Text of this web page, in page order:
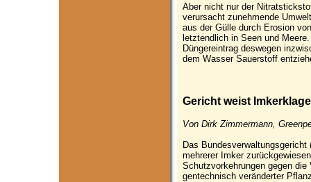
Aber nicht nur der
verursacht zunehmende
aus der Gülle durch Erosion
letztendlich in Seen und
Düngereintrag deswegen
dem Wasser Sauerstoff
Gericht weist
Von Dirk Zimmermann,
Das
mehrerer Imker
Schutzvorkehrungen gegen die
gentechnisch veränderter